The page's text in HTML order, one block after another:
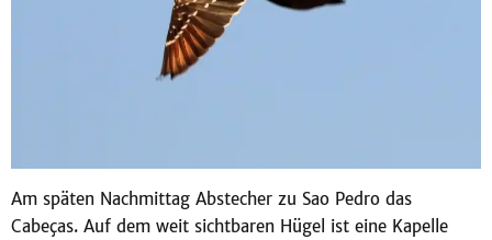
Am späten Nachmittag Abstecher zu Sao Pedro das
Cabeças. Auf dem weit sichtbaren Hügel ist eine Kapelle